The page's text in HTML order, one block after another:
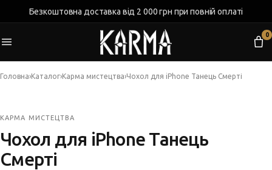
Безкоштовна доставка від 2 000 грн при повній оплаті
0
Головна›Каталог›Карма мистецтва›Чохол для iPhone Танець Смерті
КАРМА МИСТЕЦТВА
Чохол для iPhone Танець
Смерті